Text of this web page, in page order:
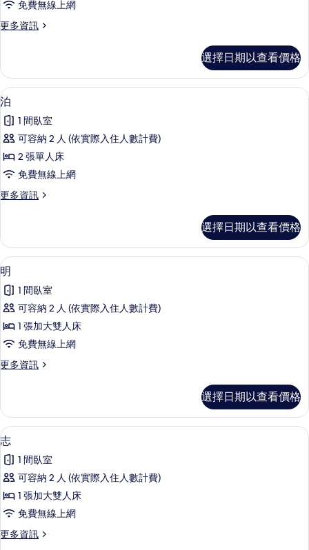
相
免費無線上網
更多資訊
更
詳
情
選擇日期以查看價格
顯
示
泊
的
所
相
泊 | 高級寢具、舒適加層、書桌、筆電
泊
1 間臥室
可容納 2 人 (依實際入住人數計費)
2 張單人床
免費無線上網
更多資訊
更
詳
情
選擇日期以查看價格
顯
示
明
的
所
相
明 | 高級寢具、舒適加層、書桌、筆電
明
1 間臥室
可容納 2 人 (依實際入住人數計費)
1 張加大雙人床
免費無線上網
更多資訊
更
詳
情
選擇日期以查看價格
顯
示
志
的
所
相
志 | 高級寢具、舒適加層、書桌、筆電
志
1 間臥室
可容納 2 人 (依實際入住人數計費)
1 張加大雙人床
免費無線上網
更多資訊
更